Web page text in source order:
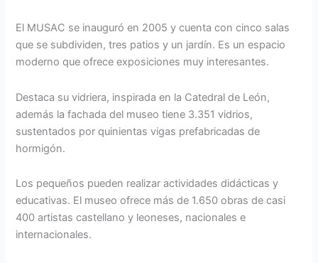
El MUSAC se inauguró en 2005 y cuenta con cinco salas
que se subdividen, tres patios y un jardín. Es un espacio
moderno que ofrece exposiciones muy interesantes.
Destaca su vidriera, inspirada en la Catedral de León,
además la fachada del museo tiene 3.351 vidrios,
sustentados por quinientas vigas prefabricadas de
hormigón.
Los pequeños pueden realizar actividades didácticas y
educativas. El museo ofrece más de 1.650 obras de casi
400 artistas castellano y leoneses, nacionales e
internacionales.